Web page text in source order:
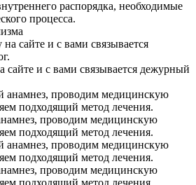
распорядка, необходимые
процесса.
сайте и с вами связывается дежурный
проводим медицинскую
подходящий метод лечения.
проводим медицинскую
подходящий метод лечения.